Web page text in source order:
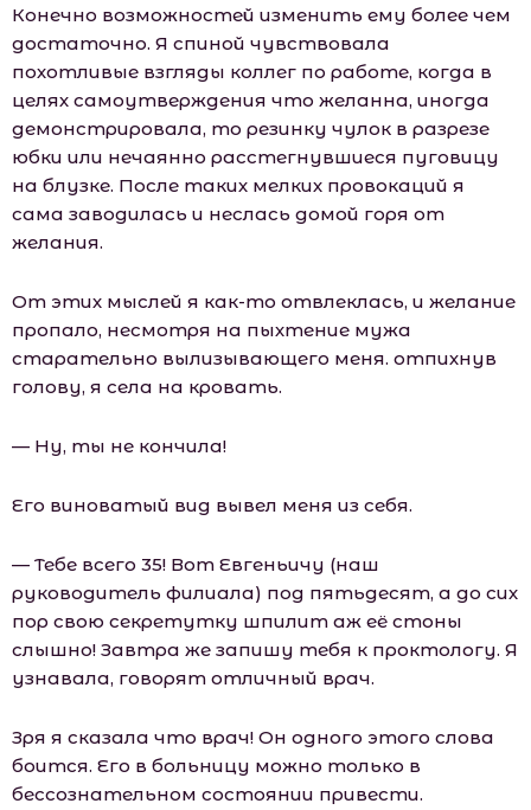
Конечно возможностей изменить ему более чем
достаточно. Я спиной чувствовала
похотливые взгляды коллег по работе, когда в
целях самоутверждения что желанна, иногда
демонстрировала, то резинку чулок в разрезе
юбки или нечаянно расстегнувшиеся пуговицу
на блузке. После таких мелких провокаций я
сама заводилась и неслась домой горя от
желания.
От этих мыслей я как-то отвлеклась, и желание
пропало, несмотря на пыхтение мужа
старательно вылизывающего меня. отпихнув
голову, я села на кровать.
— Ну, ты не кончила!
Его виноватый вид вывел меня из себя.
— Тебе всего 35! Вот Евгеньичу (наш
руководитель филиала) под пятьдесят, а до сих
пор свою секретутку шпилит аж её стоны
слышно! Завтра же запишу тебя к проктологу. Я
узнавала, говорят отличный врач.
Зря я сказала что врач! Он одного этого слова
боится. Его в больницу можно только в
бессознательном состоянии привести.